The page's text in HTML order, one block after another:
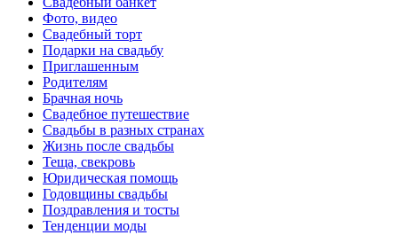
Фото, видео
Свадебный торт
Подарки на свадьбу
Приглашенным
Родителям
Брачная ночь
Свадебное путешествие
Свадьбы в разных странах
Жизнь после свадьбы
Теща, свекровь
Юридическая помощь
Годовщины свадьбы
Поздравления и тосты
Тенденции моды